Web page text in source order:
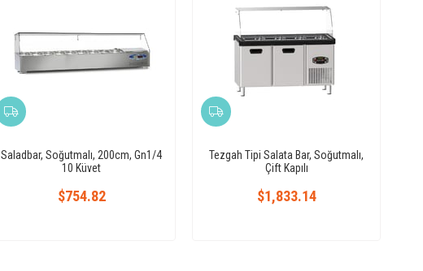
Saladbar, Soğutmalı, 200cm, Gn1/4
10 Küvet
$754.82
Tezgah Tipi Salata Bar, Soğutmalı,
Çift Kapılı
$1,833.14